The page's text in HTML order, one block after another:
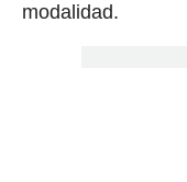
modalidad.